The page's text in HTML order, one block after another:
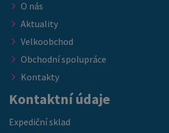
O nás
Aktuality
Velkoobchod
Obchodní spolupráce
Kontakty
Kontaktní údaje
Expediční sklad